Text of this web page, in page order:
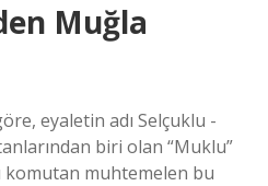
Muğla
eyaletin adı Selçuklu -
biri olan “Muklu”
komutan muhtemelen bu